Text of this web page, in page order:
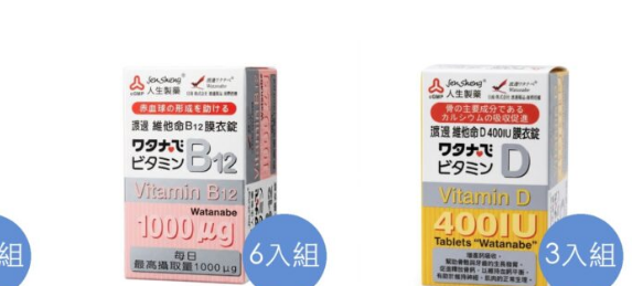
始
價
格：
NT$ 2,100。 NT$ 1,575。
始
價
格：
NT$ 900。